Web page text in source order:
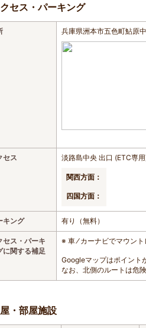
セス・パーキング
兵庫県洲本市五色町鮎原
セス 淡路島中央 出口 (ETC専
関西方面：
四国方面：
キング 有り（無料）
セス・パーキ
に関する補足
※ 車 ⁄ カーナビでマウン
Googleマップはポイント
なお、北側のルートは危
・部屋施設